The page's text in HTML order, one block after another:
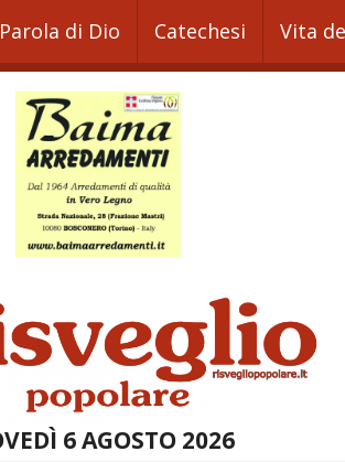
Parola di Dio Catechesi Vita
6 AGOSTO 2026